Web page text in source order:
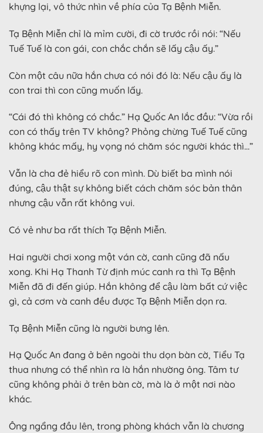
khựng lại, vô thức nhìn về phía của Tạ Bệnh Miễn.
Tạ Bệnh Miễn chỉ là mỉm cười, đi cờ trước rồi nói: “Nếu
Tuế Tuế là con gái, con chắc chắn sẽ lấy cậu ấy.”
Còn một câu nữa hắn chưa có nói đó là: Nếu cậu ấy là
con trai thì con cũng muốn lấy.
“Cái đó thì không có chắc.” Hạ Quốc An lắc đầu: “Vừa rồi
con có thấy trên TV không? Phỏng chừng Tuế Tuế cũng
không khác mấy, hy vọng nó chăm sóc người khác thì…”
Vẫn là cha đẻ hiểu rõ con mình. Dù biết ba mình nói
đúng, cậu thật sự không biết cách chăm sóc bản thân
nhưng cậu vẫn rất không vui.
Có vẻ như ba rất thích Tạ Bệnh Miễn.
Hai người chơi xong một ván cờ, canh cũng đã nấu
xong. Khi Hạ Thanh Từ định múc canh ra thì Tạ Bệnh
Miễn đã đi đến giúp. Hắn không để cậu làm bất cứ việc
gì, cả cơm và canh đều được Tạ Bệnh Miễn dọn ra.
Tạ Bệnh Miễn cũng là người bưng lên.
Hạ Quốc An đang ở bên ngoài thu dọn bàn cờ, Tiểu Tạ
thua nhưng có thể nhìn ra là hắn nhường ông. Tâm tư
cũng không phải ở trên bàn cờ, mà là ở một nơi nào
khác.
Ông ngẩng đầu lên, trong phòng khách vẫn là chương